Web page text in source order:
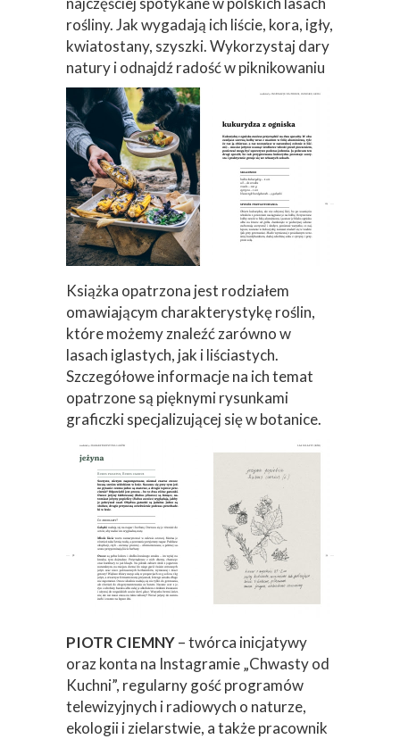
rośliny. Jak wygadają ich liście, kora, igły,
kwiatostany, szyszki. Wykorzystaj dary
natury i odnajdź radość w piknikowaniu
Książka opatrzona jest rodziałem
omawiającym charakterystykę roślin,
które możemy znaleźć zarówno w
lasach iglastych, jak i liściastych.
Szczegółowe informacje na ich temat
opatrzone są pięknymi rysunkami
graficzki specjalizującej się w botanice.
PIOTR CIEMNY– twórca inicjatywy
oraz konta na Instagramie „Chwasty od
Kuchni”, regularny gość programów
telewizyjnych i radiowych o naturze,
ekologii i zielarstwie, a także pracownik